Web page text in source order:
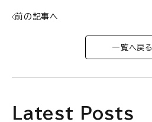
前の記事へ
一覧へ戻る
Latest Posts